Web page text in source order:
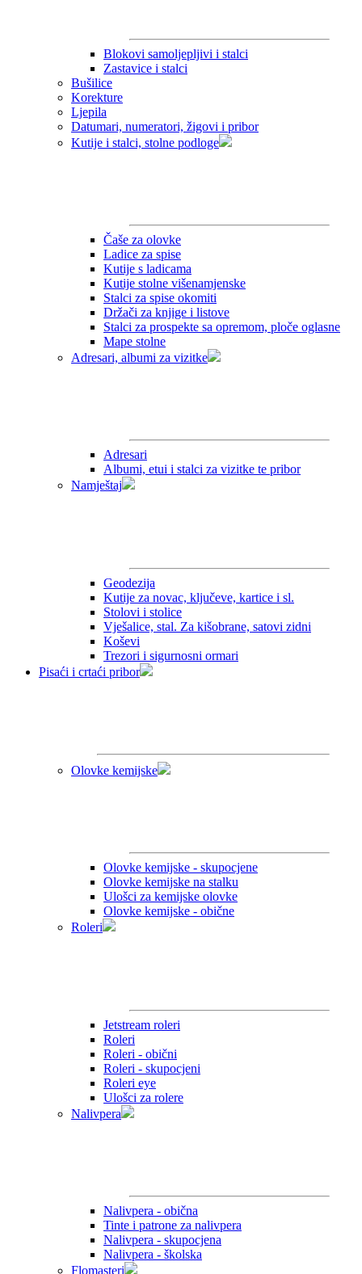
Blokovi samoljepljivi i stalci
Zastavice i stalci
Bušilice
Korekture
Ljepila
Datumari, numeratori, žigovi i pribor
Kutije i stalci, stolne podloge
Čaše za olovke
Ladice za spise
Kutije s ladicama
Kutije stolne višenamjenske
Stalci za spise okomiti
Držači za knjige i listove
Stalci za prospekte sa opremom, ploče oglasne
Mape stolne
Adresari, albumi za vizitke
Adresari
Albumi, etui i stalci za vizitke te pribor
Namještaj
Geodezija
Kutije za novac, ključeve, kartice i sl.
Stolovi i stolice
Vješalice, stal. Za kišobrane, satovi zidni
Koševi
Trezori i sigurnosni ormari
Pisaći i crtaći pribor
Olovke kemijske
Olovke kemijske - skupocjene
Olovke kemijske na stalku
Ulošci za kemijske olovke
Olovke kemijske - obične
Roleri
Jetstream roleri
Roleri
Roleri - obični
Roleri - skupocjeni
Roleri eye
Ulošci za rolere
Nalivpera
Nalivpera - obična
Tinte i patrone za nalivpera
Nalivpera - skupocjena
Nalivpera - školska
Flomasteri